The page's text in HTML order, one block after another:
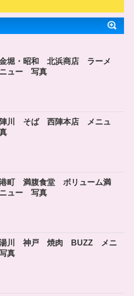
堀・昭和 北浜商店 ラーメ
ュー 写真
川 そば 西陣本店 メニュ
町 満腹食堂 ボリューム満
ュー 写真
川 神戸 焼肉 BUZZ メニ
真